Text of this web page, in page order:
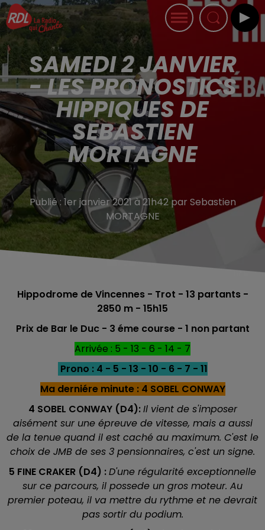
SAMEDI 2 JANVIER
- LES PRONOSTICS
HIPPIQUES DE
SEBASTIEN
MORTAGNE
Publié : 1er janvier 2021 à 21h42 par Sebastien
MORTAGNE
Hippodrome de Vincennes - Trot - 13 partants -
2850 m - 15h15
Prix de Bar le Duc - 3 éme course - 1 non partant
Arrivée : 5 - 13 - 6 - 14 - 7
Prono : 4 - 5 - 13 - 10 - 6 - 7 - 11
Ma derniére minute : 4 SOBEL CONWAY
4 SOBEL CONWAY (D4):Il vient de s'imposer
aisément sur une épreuve de vitesse, mais a aussi
de la tenue quand il est caché au maximum. C'est le
choix de JMB de ses 3 pensionnaires, c'est un signe.
5 FINE CRAKER (D4) :D'une régularité exceptionnelle
sur ce parcours, il possede un gros moteur. Au
premier poteau, il va mettre du rythme et ne devrait
pas sortir du podium.